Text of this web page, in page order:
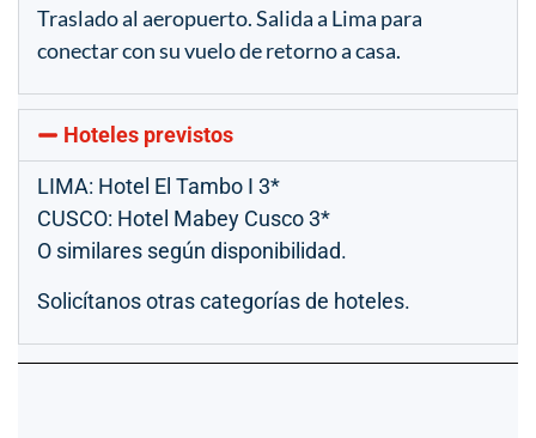
Traslado al aeropuerto. Salida a Lima para
conectar con su vuelo de retorno a casa.
Hoteles previstos
LIMA: Hotel El Tambo I 3*
CUSCO: Hotel Mabey Cusco 3*
O similares según disponibilidad.
Solicítanos otras categorías de hoteles.